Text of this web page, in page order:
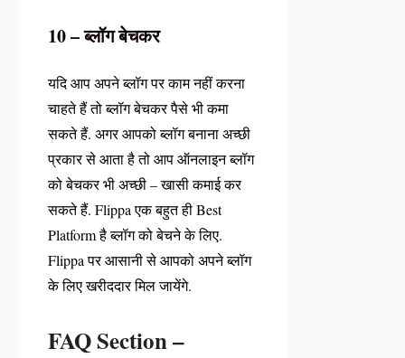
10 – ब्लॉग बेचकर
यदि आप अपने ब्लॉग पर काम नहीं करना
चाहते हैं तो ब्लॉग बेचकर पैसे भी कमा
सकते हैं. अगर आपको ब्लॉग बनाना अच्छी
प्रकार से आता है तो आप ऑनलाइन ब्लॉग
को बेचकर भी अच्छी – खासी कमाई कर
सकते हैं. Flippa एक बहुत ही Best
Platform है ब्लॉग को बेचने के लिए.
Flippa पर आसानी से आपको अपने ब्लॉग
के लिए खरीददार मिल जायेंगे.
FAQ Section –